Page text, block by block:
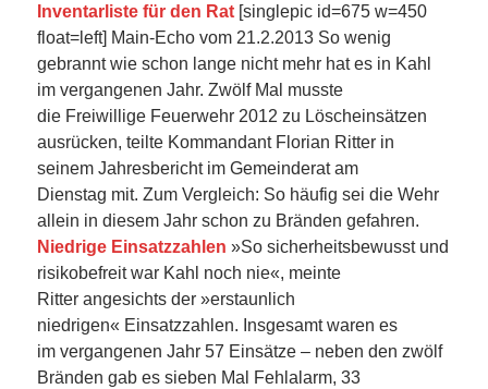
Inventarliste für den Rat[singlepic id=675 w=450
float=left] Main-Echo vom 21.2.2013 So wenig
gebrannt wie schon lange nicht mehr hat es in Kahl
im vergangenen Jahr. Zwölf Mal musste
die Freiwillige Feuerwehr 2012 zu Löscheinsätzen
ausrücken, teilte Kommandant Florian Ritter in
seinem Jahresbericht im Gemeinderat am
Dienstag mit. Zum Vergleich: So häufig sei die Wehr
allein in diesem Jahr schon zu Bränden gefahren.
Niedrige Einsatzzahlen »So sicherheitsbewusst und
risikobefreit war Kahl noch nie«, meinte
Ritter angesichts der »erstaunlich
niedrigen« Einsatzzahlen. Insgesamt waren es
im vergangenen Jahr 57 Einsätze – neben den zwölf
Bränden gab es sieben Mal Fehlalarm, 33